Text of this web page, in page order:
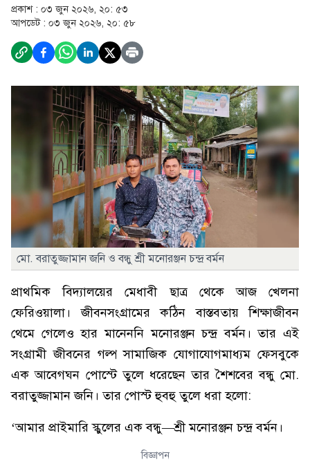
প্রকাশ : ০৩ জুন ২০২৬, ২০: ৫৩
আপডেট : ০৩ জুন ২০২৬, ২০: ৫৮
মো. বরাতুজ্জামান জনি ও বন্ধু শ্রী মনোরঞ্জন চন্দ্র বর্মন
প্রাথমিক বিদ্যালয়ের মেধাবী ছাত্র থেকে আজ খেলনা
ফেরিওয়ালা। জীবনসংগ্রামের কঠিন বাস্তবতায় শিক্ষাজীবন
থেমে গেলেও হার মানেননি মনোরঞ্জন চন্দ্র বর্মন। তার এই
সংগ্রামী জীবনের গল্প সামাজিক যোগাযোগমাধ্যম ফেসবুকে
এক আবেগঘন পোস্টে তুলে ধরেছেন তার শৈশবের বন্ধু মো.
বরাতুজ্জামান জনি। তার পোস্ট হুবহু তুলে ধরা হলো:
‘আমার প্রাইমারি স্কুলের এক বন্ধু—শ্রী মনোরঞ্জন চন্দ্র বর্মন।
বিজ্ঞাপন